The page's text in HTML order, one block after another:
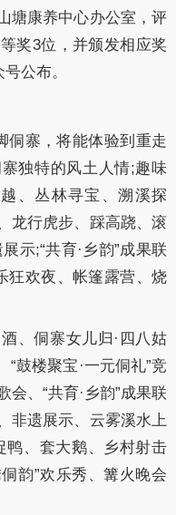
塘康养中心办公室，评
奖3位，并颁发相应奖
公布。
侗寨，将能体验到重走
独特的风土人情;趣味
、丛林寻宝、溯溪探
龙行虎步、踩高跷、滚
示;“共育·乡韵”成果联
狂欢夜、帐篷露营、烧
、侗寨女儿归·四八姑
鼓楼聚宝·一元侗礼”竞
会、“共育·乡韵”成果联
非遗展示、云雾溪水上
鸭、套大鹅、乡村射击
韵”欢乐秀、篝火晚会